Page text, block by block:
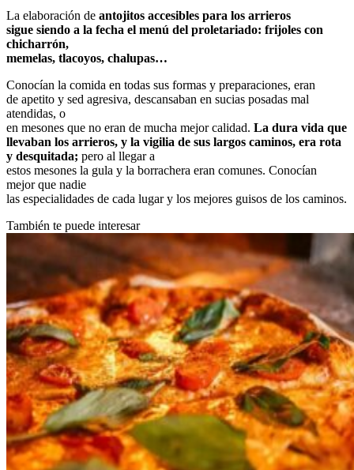
La elaboración de antojitos accesibles para los arrieros
sigue siendo a la fecha el menú del proletariado: frijoles con
chicharrón,
memelas, tlacoyos, chalupas…
Conocían la comida en todas sus formas y preparaciones, eran
de apetito y sed agresiva, descansaban en sucias posadas mal
atendidas, o
en mesones que no eran de mucha mejor calidad. La dura vida que
llevaban los arrieros, y la vigilia de sus largos caminos, era rota
y desquitada; pero al llegar a
estos mesones la gula y la borrachera eran comunes. Conocían
mejor que nadie
las especialidades de cada lugar y los mejores guisos de los caminos.
También te puede interesar